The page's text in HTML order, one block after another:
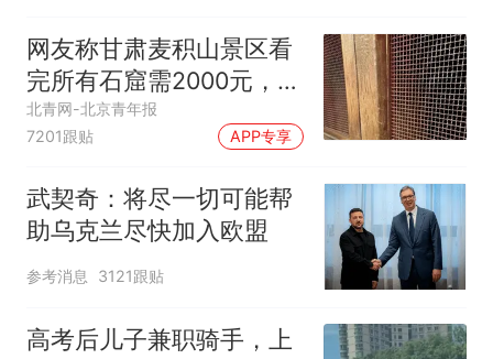
网友称甘肃麦积山景区看
完所有石窟需2000元，景
区：部分石窟受特别保
护，游客可按需买
北青网-北京青年报
7201跟贴
APP专享
武契奇：将尽一切可能帮
助乌克兰尽快加入欧盟
参考消息 3121跟贴
高考后儿子兼职骑手，上